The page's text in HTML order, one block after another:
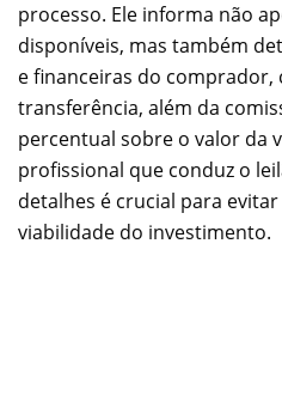
processo. Ele informa não
disponíveis, mas também
e financeiras do
transferência, além da
percentual sobre o valor da
profissional que conduz o
detalhes é crucial para
viabilidade do investimento.